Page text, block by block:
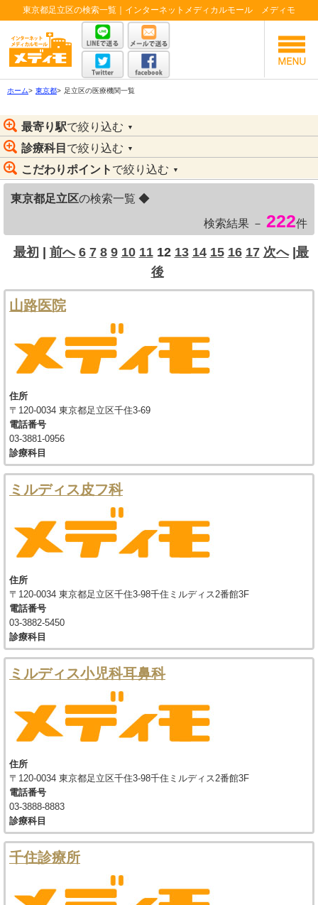
東京都足立区の検索一覧｜インターネットメディカルモール メディモ
ホーム> 東京都> 足立区の医療機関一覧
最寄り駅で絞り込む ▼
診療科目 で絞り込む ▼
こだわりポイント で絞り込む ▼
東京都足立区の検索一覧 ◆
検索結果 － 222件
最初 | 前へ 6 7 8 9 10 11 12 13 14 15 16 17 次へ|最
後
山路医院
住所
〒120-0034 東京都足立区千住3-69
電話番号
03-3881-0956
診療科目
ミルディス皮フ科
住所
〒120-0034 東京都足立区千住3-98千住ミルディス2番館3F
電話番号
03-3882-5450
診療科目
ミルディス小児科耳鼻科
住所
〒120-0034 東京都足立区千住3-98千住ミルディス2番館3F
電話番号
03-3888-8883
診療科目
千住診療所